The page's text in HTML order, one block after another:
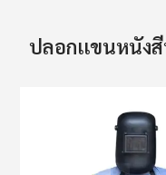
ปลอกเเขนหนัง